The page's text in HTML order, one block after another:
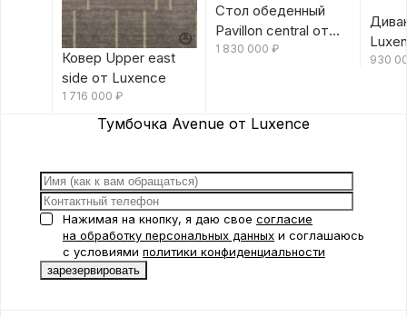
Ковер Upper east
side от Luxence
1 716 000 ₽
Стол обеденный
Pavillon central от
Luxence
1 830 000 ₽
930
Тумбочка Avenue от Luxence
Нажимая на кнопку, я даю свое согласие
на обработку персональных данных и соглашаюсь
с условиями политики конфиденциальности